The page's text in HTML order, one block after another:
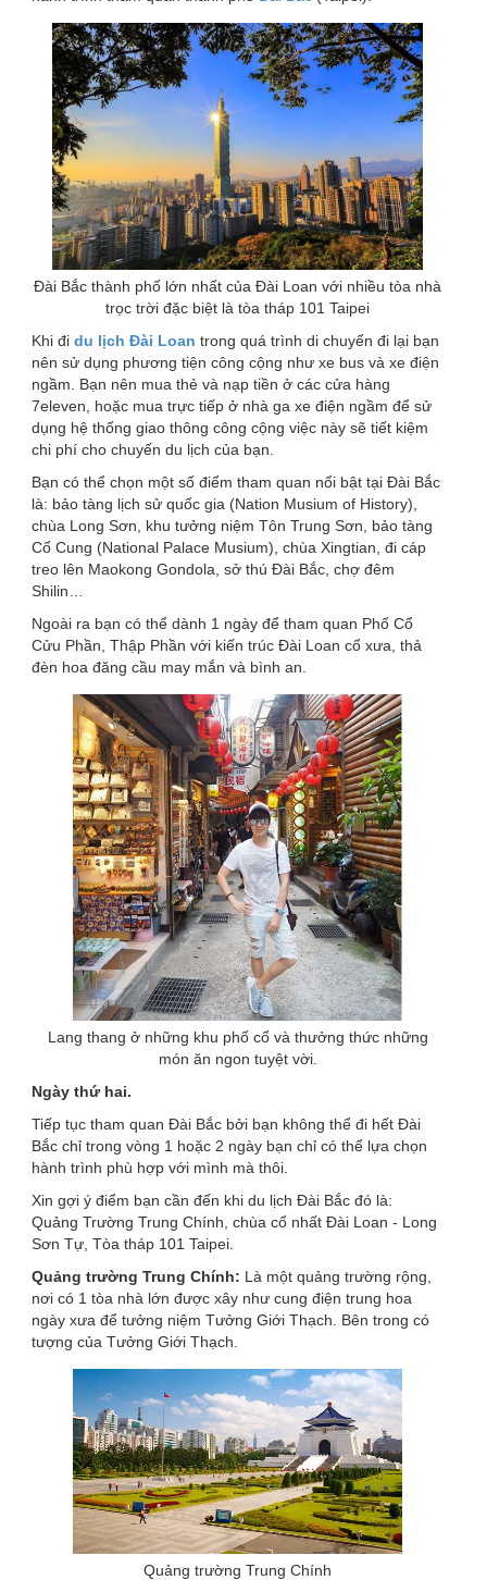
Đài Bắc thành phố lớn nhất của Đài Loan với nhiều tòa nhà
trọc trời đặc biệt là tòa tháp 101 Taipei
Khi đidu lịch Đài Loan trong quá trình di chuyển đi lại bạn
nên sử dụng phương tiện công cộng như xe bus và xe điện
ngầm. Bạn nên mua thẻ và nạp tiền ở các cửa hàng
7eleven, hoặc mua trực tiếp ở nhà ga xe điện ngầm để sử
dụng hệ thống giao thông công cộng việc này sẽ tiết kiệm
chi phí cho chuyến du lịch của bạn.
Bạn có thể chọn một số điểm tham quan nổi bật tại Đài Bắc
là: bảo tàng lịch sử quốc gia (Nation Musium of History),
chùa Long Sơn, khu tưởng niệm Tôn Trung Sơn, bảo tàng
Cố Cung (National Palace Musium), chùa Xingtian, đi cáp
treo lên Maokong Gondola, sở thú Đài Bắc, chợ đêm
Shilin…
Ngoài ra bạn có thể dành 1 ngày để tham quan Phố Cổ
Cửu Phần, Thập Phần với kiến trúc Đài Loan cổ xưa, thả
đèn hoa đăng cầu may mắn và bình an.
Lang thang ở những khu phố cổ và thưởng thức những
món ăn ngon tuyệt vời.
Ngày thứ hai.
Tiếp tục tham quan Đài Bắc bởi bạn không thể đi hết Đài
Bắc chỉ trong vòng 1 hoặc 2 ngày bạn chỉ có thể lựa chọn
hành trình phù hợp với mình mà thôi.
Xin gợi ý điểm bạn cần đến khi du lịch Đài Bắc đó là:
Quảng Trường Trung Chính, chùa cổ nhất Đài Loan - Long
Sơn Tự, Tòa tháp 101 Taipei.
Quảng trường Trung Chính: Là một quảng trường rộng,
nơi có 1 tòa nhà lớn được xây như cung điện trung hoa
ngày xưa để tưởng niệm Tưởng Giới Thạch. Bên trong có
tượng của Tưởng Giới Thạch.
Quảng trường Trung Chính